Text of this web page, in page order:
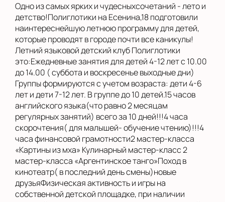
Одно из самых ярких и чудесныхсочетаний - лето и
детство!Полиглотики на Есенина,18 подготовили
наинтереснейшую летнюю программу для детей,
которые проводят в городе почти все каникулы!
Летний языковой детский клуб Полиглотики
это:Ежедневные занятия для детей 4-12 лет с 10.00
до 14.00 ( суббота и воскресенье выходные дни)
Группы формируются с учетом возраста: дети 4-6
лет и дети 7-12 лет. В группе до 10 детей.15 часов
английского языка(что равно 2 месяцам
регулярных занятий) всего за 10 дней!!!4 часа
скорочтения( для малышей- обучение чтению)!!!4
часа финансовой грамотности2 мастер-класса
«Картины из мха» Кулинарный мастер-класс 2
мастер-класса «Аргентинское танго»Поход в
кинотеатр( в последний день смены)новые
друзьяФизическая активность и игры на
собственной детской площадке, при наличии